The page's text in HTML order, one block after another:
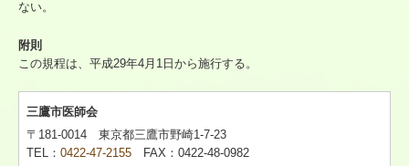
ない。
附則
この規程は、平成29年4月1日から施行する。
三鷹市医師会
〒181-0014 東京都三鷹市野崎1-7-23
TEL： 0422-47-2155 FAX：0422-48-0982